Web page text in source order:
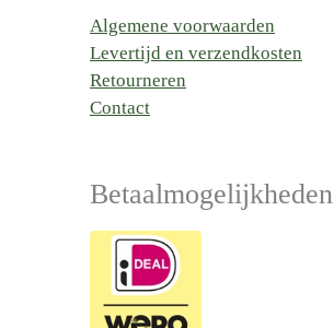
Algemene voorwaarden
Levertijd en verzendkosten
Retourneren
Contact
Betaalmogelijkheden